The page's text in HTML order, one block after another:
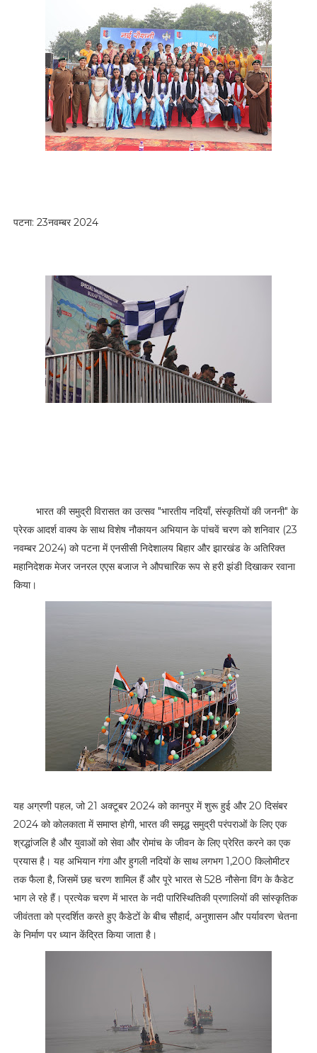
पटना: 23नवम्बर 2024
भारत की समुद्री विरासत का उत्सव "भारतीय नदियाँ, संस्कृतियों की जननी" के
प्रेरक आदर्श वाक्य के साथ विशेष नौकायन अभियान के पांचवें चरण को शनिवार (23
नवम्बर 2024) को पटना में एनसीसी निदेशालय बिहार और झारखंड के अतिरिक्त
महानिदेशक मेजर जनरल एएस बजाज ने औपचारिक रूप से हरी झंडी दिखाकर रवाना
किया।
यह अग्रणी पहल, जो 21 अक्टूबर 2024 को कानपुर में शुरू हुई और 20 दिसंबर
2024 को कोलकाता में समाप्त होगी, भारत की समृद्ध समुद्री परंपराओं के लिए एक
श्रद्धांजलि है और युवाओं को सेवा और रोमांच के जीवन के लिए प्रेरित करने का एक
प्रयास है। यह अभियान गंगा और हुगली नदियों के साथ लगभग 1,200 किलोमीटर
तक फैला है, जिसमें छह चरण शामिल हैं और पूरे भारत से 528 नौसेना विंग के कैडेट
भाग ले रहे हैं। प्रत्येक चरण में भारत के नदी पारिस्थितिकी प्रणालियों की सांस्कृतिक
जीवंतता को प्रदर्शित करते हुए कैडेटों के बीच सौहार्द, अनुशासन और पर्यावरण चेतना
के निर्माण पर ध्यान केंद्रित किया जाता है।